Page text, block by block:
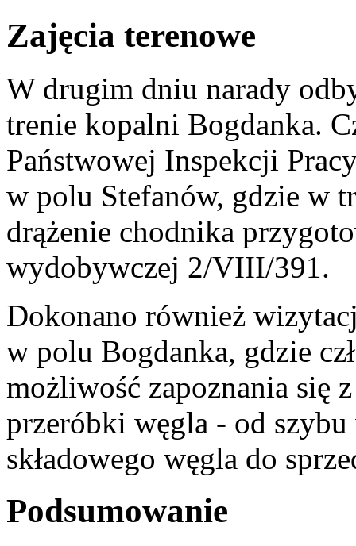
Zajęcia terenowe
W drugim dniu narady
trenie kopalni Bogdanka.
Państwowej Inspekcji
w polu Stefanów, gdzie w
drążenie chodnika
wydobywczej 2/VIII/391.
Dokonano również
w polu Bogdanka, gdzie
możliwość zapoznania się
przeróbki węgla - od
składowego węgla do
Podsumowanie